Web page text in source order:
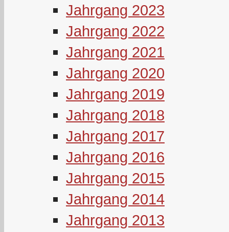
Jahrgang 2023
Jahrgang 2022
Jahrgang 2021
Jahrgang 2020
Jahrgang 2019
Jahrgang 2018
Jahrgang 2017
Jahrgang 2016
Jahrgang 2015
Jahrgang 2014
Jahrgang 2013